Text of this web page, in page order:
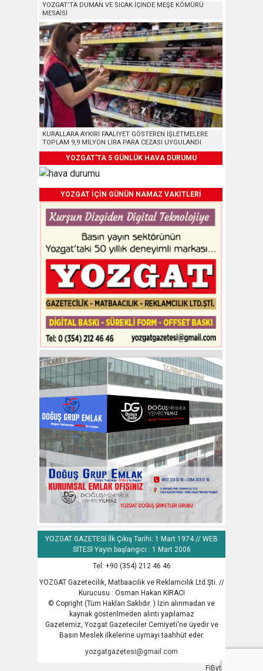
YOZGAT’TA DUMAN VE SICAK İÇİNDE MEŞE KÖMÜRÜ
MESAİSİ
KURALLARA AYKIRI FAALİYET GÖSTEREN İŞLETMELERE
TOPLAM 9,9 MİLYON LİRA PARA CEZASI UYGULANDI
YOZGAT'TA 5 GÜNLÜK HAVA DURUMU
YOZGAT İÇİN GÜNÜN NAMAZ VAKİTLERİ
YOZGAT GAZETESİ İlk Çıkış Tarihi: 1 Mart 1974 // WEB
SİTESİ Yayın başlangıcı : 1 Mart 2006
Tel: +90 (354) 212 46 46
YOZGAT Gazetecilik, Matbaacılık ve Reklamcılık Ltd.Şti. //
Kurucusu : Osman Hakan KİRACI
© Copright (Tüm Hakları Saklıdır. ) İzin alınmadan ve
kaynak gösterilmeden alıntı yapılamaz
Gazetemiz, Yozgat Gazeteciler Cemiyeti'ne üyedir ve
Basın Meslek ilkelerine uymayı taahhüt eder.
yozgatgazetesi@gmail.com
FiByte